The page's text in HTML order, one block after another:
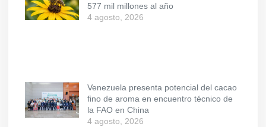
577 mil millones al año
4 agosto, 2026
Venezuela presenta potencial del cacao
fino de aroma en encuentro técnico de
la FAO en China
4 agosto, 2026